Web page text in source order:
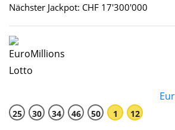
Nächster Jackpot: CHF 17'300'000
25 30 34 46 50 1 12